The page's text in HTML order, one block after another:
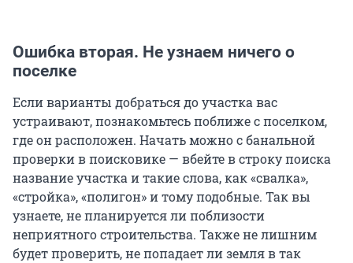
Ошибка вторая. Не узнаем ничего о
поселке
Если варианты добраться до участка вас
устраивают, познакомьтесь поближе с поселком,
где он расположен. Начать можно с банальной
проверки в поисковике — вбейте в строку поиска
название участка и такие слова, как «свалка»,
«стройка», «полигон» и тому подобные. Так вы
узнаете, не планируется ли поблизости
неприятного строительства. Также не лишним
будет проверить, не попадает ли земля в так